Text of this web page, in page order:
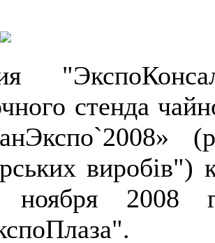
стенда
виробів")
2008